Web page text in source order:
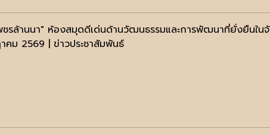
รล้านนา" ห้องสมุดดีเด่นด้านวัฒนธรรมและการพัฒนาที่ยั่งยืนใน
คม 2569 | ข่าวประชาสัมพันธ์